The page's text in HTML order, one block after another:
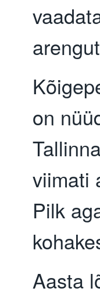
on
viimati
Pilk
Aasta